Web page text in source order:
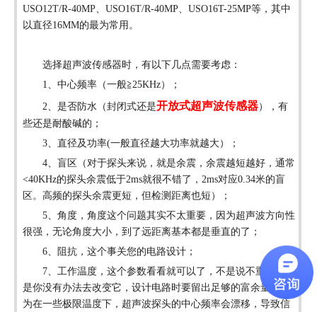
USO12T/R-40MP、USO16T/R-40MP、USO16T-25MP等，其中
以直径16MM的最为常用。
选择超声波传感器时，有以下几点需要考虑：
1、中心频率（一般≧25KHz）；
2、是否防水（封闭式还是开放式超声波传感器），有
些还是耐酸碱的；
3、直径及功率(一般直径越大功率就越大）；
4、盲区（对于探头来说，就是余震，余震越短越好，通常
<40KHz的探头余震低于2ms就很不错了，2ms对应0.34米的盲
区。高频的探头余震更短，但检测距离也短）；
5、角度，角度这个问题其实不太重要，因为超声波方向性
很强，无论角度大小，到了远距离基本都是垂直的了；
6、阻抗，这个事关您的电路设计；
7、工作温度，这个参数看看就可以了，不是说不重要，而
是你没有办法去改变它，设计电路时要留出足够的富余量，因
为在一些极限温度下，超声波探头的中心频率会漂移，导致信